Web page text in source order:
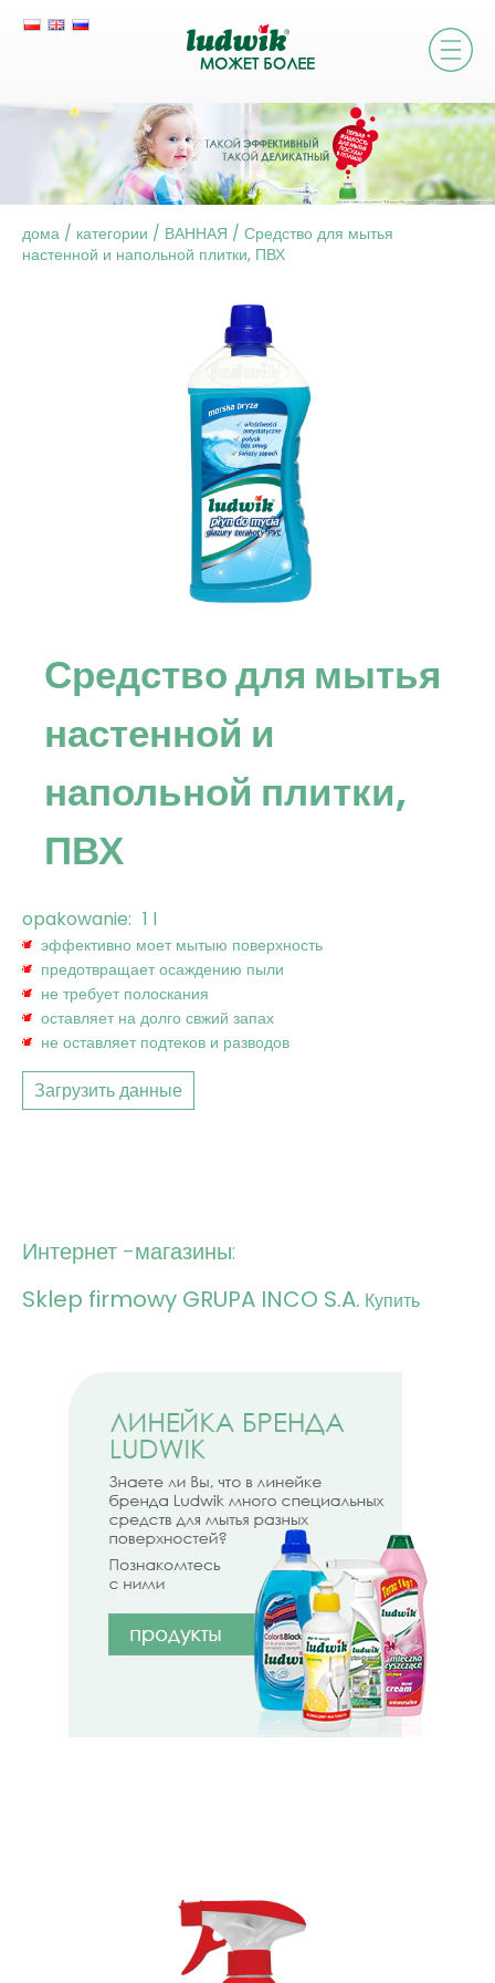
дома / категории / ВАННАЯ / Средство для мытья
настенной и напольной плитки, ПВХ
Средство для мытья
настенной и
напольной плитки,
ПВХ
opakowanie: 1 l
эффективно моет мытыю поверхность
предотвращает осаждению пыли
не требует полоскания
оставляет на долго свжий запах
не оставляет подтеков и разводов
Загрузить данные
Интернет -магазины:
Sklep firmowy GRUPA INCO S.A. Купить